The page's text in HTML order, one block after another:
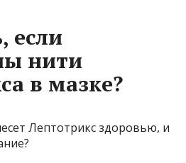
если
нити
в мазке?